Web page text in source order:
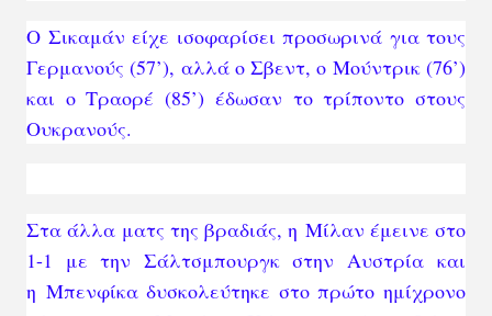
T
i
m
e
Ο Σικαμάν είχε ισοφαρίσει προσωρινά για τους
Γερμανούς (57’), αλλά ο Σβεντ, ο Μούντρικ (76’)
και ο Τραορέ (85’) έδωσαν το τρίποντο στους
Ουκρανούς.
Στα άλλα ματς της βραδιάς, η Μίλαν έμεινε στο
1-1 με την Σάλτσμπουργκ στην Αυστρία και
η Μπενφίκα δυσκολεύτηκε στο πρώτο ημίχρονο